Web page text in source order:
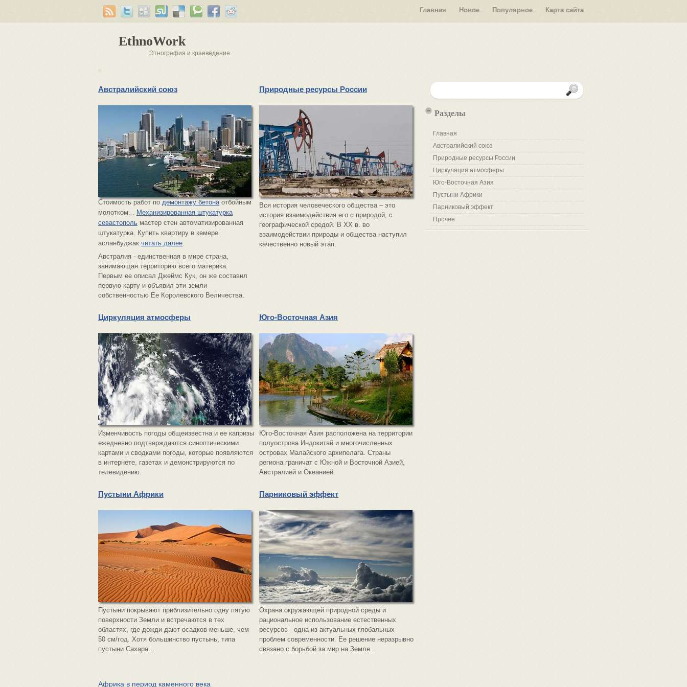
EthnoWork
Этнография и краеведение
Главная Новое Популярное Карта сайта
Австралийский союз
Стоимость работ подемонтажу бетонаотбойным
молотком. . Механизированная штукатурка
севастополь мастер стен автоматизированная
штукатурка. Купить квартиру в кемере
асланбуджак читать далее
Австралия - единственная в мире страна,
занимающая территорию всего материка.
Первым ее описал Джеймс Кук, он же составил
первую карту и объявил эти земли
собственностью Ее Королевского Величества.
Природные ресурсы России
Вся история человеческого общества – это
история взаимодействия его с природой, с
географической средой. В XX в. во
взаимодействии природы и общества наступил
качественно новый этап.
Циркуляция атмосферы
Изменчивость погоды общеизвестна и ее капризы
ежедневно подтверждаются синоптическими
картами и сводками погоды, которые появляются
в интернете, газетах и демонстрируются по
телевидению.
Юго-Восточная Азия
Юго-Восточная Азия расположена на территории
полуострова Индокитай и многочисленных
островах Малайского архипелага. Страны
региона граничат с Южной и Восточной Азией,
Австралией и Океанией.
Пустыни Африки
Пустыни покрывают приблизительно одну пятую
поверхности Земли и встречаются в тех
областях, где дожди дают осадков меньше, чем
50 см/год. Хотя большинство пустынь, типа
пустыни Сахара...
Парниковый эффект
Охрана окружающей природной среды и
рациональное использование естественных
ресурсов - одна из актуальных глобальных
проблем современности. Ее решение неразрывно
связано с борьбой за мир на Земле...
Африка в период каменного века
Разделы
Главная
Австралийский союз
Природные ресурсы России
Циркуляция атмосферы
Юго-Восточная Азия
Пустыни Африки
Парниковый эффект
Прочее